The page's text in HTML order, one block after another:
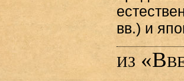
вв.) и
из